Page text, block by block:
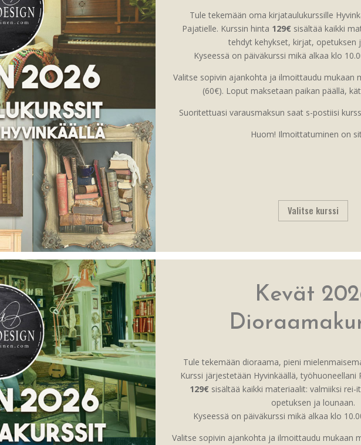
Tule tekemään oma kirjataulukurssille
Pajatielle. Kurssin hinta 129€ sisältää kaikki
tehdyt kehykset, kirjat, opetuksen
Kyseessä on päiväkurssi mikä alkaa klo
Valitse sopivin ajankohta ja ilmoittaudu mukaan
(60€). Loput maksetaan paikan päällä,
Suoritettuasi varausmaksun saat s-postiisi
Huom! Ilmoittatuminen on
Valitse kurssi
Kevät
Tule tekemään dioraama, pieni
Kurssi järjestetään Hyvinkäällä, työhuoneellani
129€ sisältää kaikki materiaalit: valmiiksi rei-
opetuksen ja lounaan.
Kyseessä on päiväkurssi mikä alkaa klo
Valitse sopivin ajankohta ja ilmoittaudu mukaan